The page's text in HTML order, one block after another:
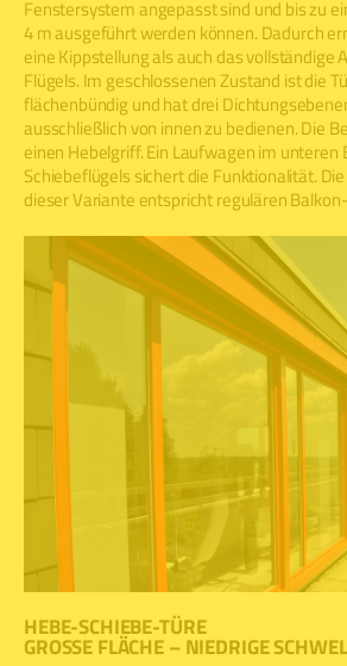
Fenstersystem angepasst sind und bis zu
4 m ausgeführt werden können. Dadurch
eine Kippstellung als auch das vollständige
Flügels. Im geschlossenen Zustand ist die
flächenbündig und hat drei
ausschließlich von innen zu bedienen. Die
einen Hebelgriff. Ein Laufwagen im unteren
Schiebeflügels sichert die Funktionalität.
dieser Variante entspricht regulären
HEBE-SCHIEBE-TÜRE
GROSSE FLÄCHE – NIEDRIGE